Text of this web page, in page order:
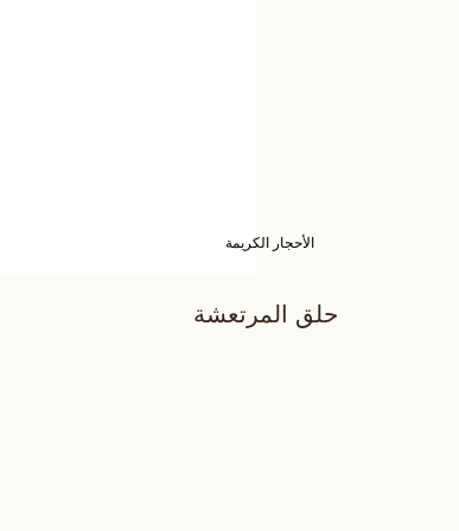
الأحجار الكريمة
حلق المرتعشة